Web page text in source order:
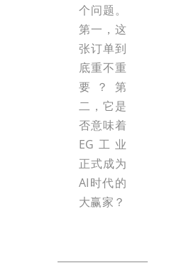
个问题。
第一，这
张订单到
底重不重
要？第
二，它是
否意味着
EG工业
正式成为
AI时代的
大赢家？